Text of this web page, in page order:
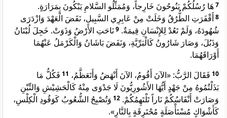
7هَا رُسُلُكُمْ يَنُوحُونَ خَارِجاً، وَمُمَثِّلُو السَّلامِ يَبْكُونَ بِمَرَارَةٍ.
8أَقْفَرَتِ الطُّرُقُ وَخَلَتْ مِنْ عَابِرِي السَّبِيلِ، نَقَضَ الْعَهْدَ وَازْدَرَى
شُهُودَهُ، وَلَمْ تَعُدْ لِلإِنْسَانِ قِيمَةٌ. 9نَاحَتِ الأَرْضُ وَذَوَتْ. خَجِلَ لُبْنَانُ
وَذَبُلَ، وَصَارَ شَارُونُ كَالْبَرِّيَّةِ، وَنَفَضَ بَاشَانُ وَالْكَرْمَلُ عَنْهُمَا
أَوْرَاقَهُمَا.
10 فَقَالَ الرَّبُّ: «الآنَ أَقُومُ، الآنَ أَنْهَضُ وَأَتَعَظَّمُ، 11 فَكُلُّ مَا
بَذَلْتُمُوهُ مِنْ جَهْدٍ أَيُّهَا الأَشُورِيُّونَ لَا جَدْوَى مِنْهُ كَالْحَشِيْشِ وَالتِّبْنِ
وَصَارَتْ أَنْفَاسُكُمْ نَاراً تَلْتَهِمُكُمْ. 12 وَتُصْبِحُ الشُّعُوبُ كَوَقُودِ الْكِلْسِ،
كَأَشْوَاكٍ مُسْتَأْصَلَةٍ مُحْتَرِقَةٍ بِالنَّارِ».